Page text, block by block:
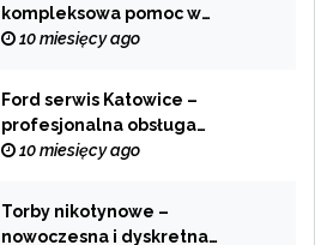
kompleksowa pomoc w
trudnych chwilach
10 miesięcy ago
Ford serwis Katowice –
profesjonalna obsługa
Twojego samochodu
10 miesięcy ago
Torby nikotynowe –
nowoczesna i dyskretna